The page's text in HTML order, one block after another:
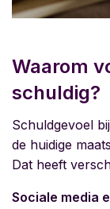
Waarom
schuldig?
Schuldgevoel
de huidige
Dat heeft
Sociale media